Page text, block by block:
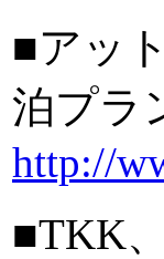
■アッ
泊プラ
http://
■TKK